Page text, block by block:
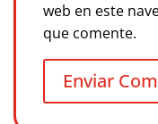
web en este
que comente.
Enviar